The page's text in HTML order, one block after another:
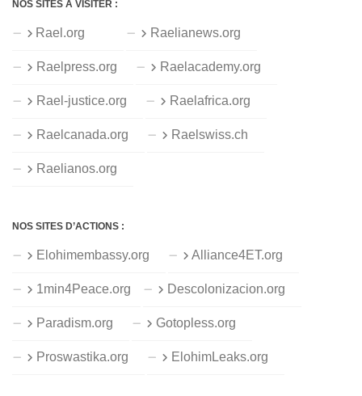
NOS SITES À VISITER :
Rael.org Raelianews.org
Raelpress.org Raelacademy.org
Rael-justice.org Raelafrica.org
Raelcanada.org Raelswiss.ch
Raelianos.org
NOS SITES D’ACTIONS :
Elohimembassy.org Alliance4ET.org
1min4Peace.org Descolonizacion.org
Paradism.org Gotopless.org
Proswastika.org ElohimLeaks.org